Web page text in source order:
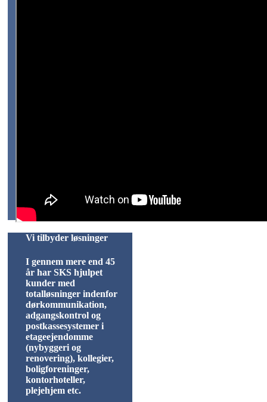
Vi tilbyder løsninger
I gennem mere end 45
år har SKS hjulpet
kunder med
totalløsninger indenfor
dørkommunikation,
adgangskontrol og
postkassesystemer i
etageejendomme
(nybyggeri og
renovering), kollegier,
boligforeninger,
kontorhoteller,
plejehjem etc.